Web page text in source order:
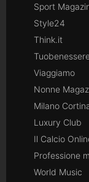
Sport
Style24
Think.it
Viaggiamo
Nonne
Milano
Luxury Club
Il Calcio
Professione
World Music